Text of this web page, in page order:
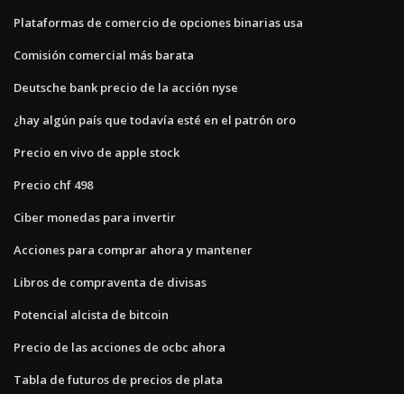
Plataformas de comercio de opciones binarias usa
Comisión comercial más barata
Deutsche bank precio de la acción nyse
¿hay algún país que todavía esté en el patrón oro
Precio en vivo de apple stock
Precio chf 498
Ciber monedas para invertir
Acciones para comprar ahora y mantener
Libros de compraventa de divisas
Potencial alcista de bitcoin
Precio de las acciones de ocbc ahora
Tabla de futuros de precios de plata